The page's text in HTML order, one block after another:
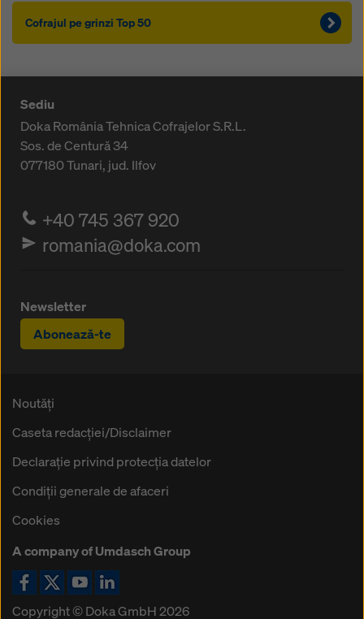
Cofrajul pe grinzi Top 50
Sediu
Doka România Tehnica Cofrajelor S.R.L.
Sos. de Centură 34
077180Tunari, jud. Ilfov
+40 745 367 920
romania@doka.com
Newsletter
Abonează-te
Noutăți
Caseta redacţiei/Disclaimer
Declaraţie privind protecţia datelor
Condiţii generale de afaceri
Cookies
A company of Umdasch Group
Icoană Facebook
Icoană XIcoană YouTube
Icoană LinkedIn
Copyright © Doka GmbH 2026